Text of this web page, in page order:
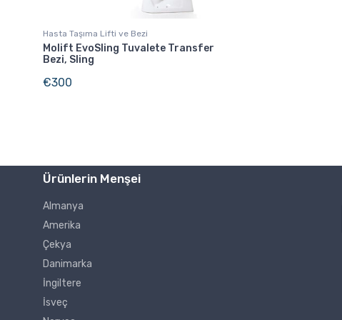
Hasta Taşıma Lifti ve Bezi
Molift EvoSling Tuvalete Transfer
Bezi, Sling
€300
Ürünlerin Menşei
Almanya
Amerika
Çekya
Danimarka
İngiltere
İsveç